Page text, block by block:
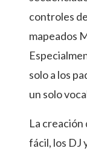
controles
mapeados
solo a los
un solo
La creación
fácil, los DJ